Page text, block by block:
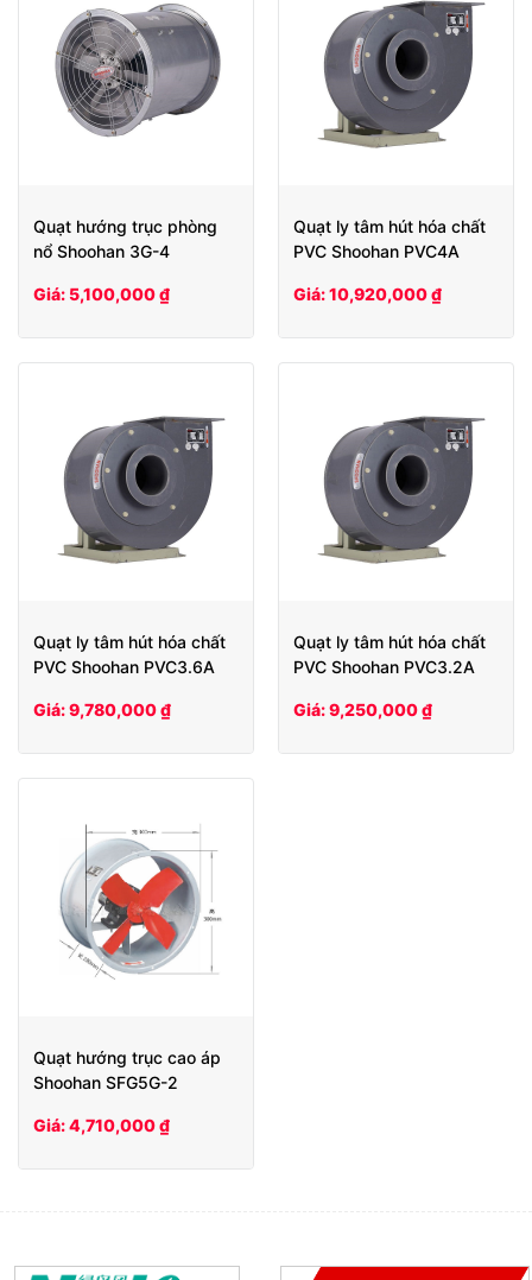
Quạt hướng trục phòng
nổ Shoohan 3G-4
Giá: 5,100,000 ₫
Quạt ly tâm hút hóa chất
PVC Shoohan PVC4A
Giá: 10,920,000 ₫
Quạt ly tâm hút hóa chất
PVC Shoohan PVC3.6A
Giá: 9,780,000 ₫
Quạt ly tâm hút hóa chất
PVC Shoohan PVC3.2A
Giá: 9,250,000 ₫
Quạt hướng trục cao áp
Shoohan SFG5G-2
Giá: 4,710,000 ₫